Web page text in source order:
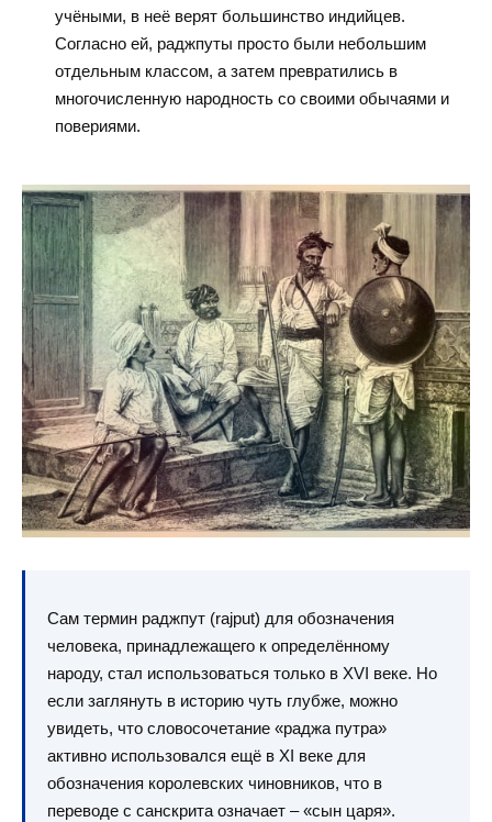
учёными, в неё верят большинство индийцев.
Согласно ей, раджпуты просто были небольшим
отдельным классом, а затем превратились в
многочисленную народность со своими обычаями и
повериями.
Сам термин раджпут (rajput) для обозначения
человека, принадлежащего к определённому
народу, стал использоваться только в XVI веке. Но
если заглянуть в историю чуть глубже, можно
увидеть, что словосочетание «раджа путра»
активно использовался ещё в XI веке для
обозначения королевских чиновников, что в
переводе с санскрита означает – «сын царя».